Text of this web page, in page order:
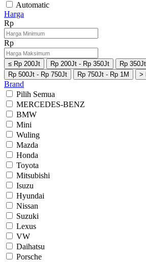
Automatic
Harga
Rp
Rp
≤ Rp 200Jt Rp 200Jt - Rp 350Jt
Rp
Rp 500Jt - Rp 750Jt
Rp 750Jt - Rp 1M >
Brand
Pilih Semua
MERCEDES-BENZ
BMW
Mini
Wuling
Mazda
Honda
Toyota
Mitsubishi
Isuzu
Hyundai
Nissan
Suzuki
Lexus
VW
Daihatsu
Porsche